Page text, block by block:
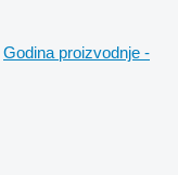
Godina proizvodnje -